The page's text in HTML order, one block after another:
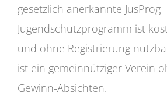
gesetzlich anerkannte JusProg-
Jugendschutzprogramm ist
und ohne Registrierung
ist ein gemeinnütziger Verein
Gewinn-Absichten.